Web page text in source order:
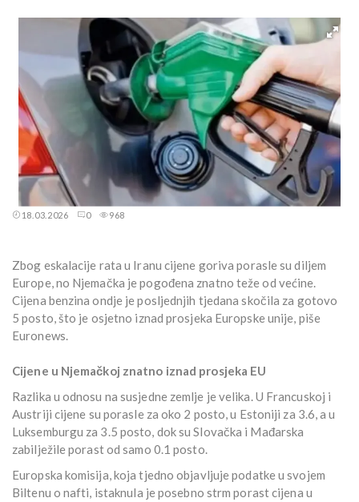
18.03.2026 0 968
Zbog eskalacije rata u Iranu cijene goriva porasle su diljem
Europe, no Njemačka je pogođena znatno teže od većine.
Cijena benzina ondje je posljednjih tjedana skočila za gotovo
5 posto, što je osjetno iznad prosjeka Europske unije, piše
Euronews.
Cijene u Njemačkoj znatno iznad prosjeka EU
Razlika u odnosu na susjedne zemlje je velika. U Francuskoj i
Austriji cijene su porasle za oko 2 posto, u Estoniji za 3.6, a u
Luksemburgu za 3.5 posto, dok su Slovačka i Mađarska
zabilježile porast od samo 0.1 posto.
Europska komisija, koja tjedno objavljuje podatke u svojem
Biltenu o nafti, istaknula je posebno strm porast cijena u